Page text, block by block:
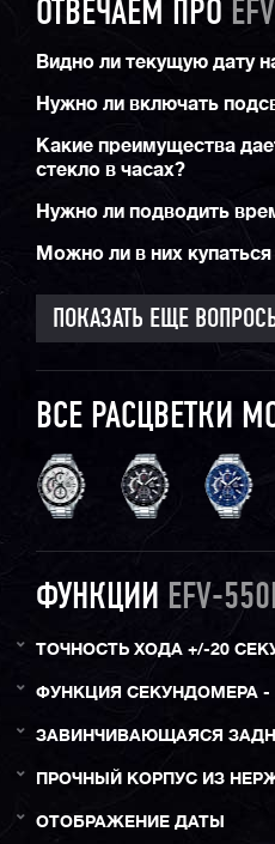
ОТВЕЧАЕМ ПРО
Видно ли текущую дату
Нужно ли включать
Какие преимущества
стекло в часах?
Нужно ли подводить
Можно ли в них
ПОКАЗАТЬ ЕЩЕ
ВСЕ РАСЦВЕТКИ
ФУНКЦИИ EFV-
ТОЧНОСТЬ ХОДА +/-20
ФУНКЦИЯ СЕКУНДОМЕРА -
ЗАВИНЧИВАЮЩАЯСЯ
ПРОЧНЫЙ КОРПУС ИЗ
ОТОБРАЖЕНИЕ ДАТЫ